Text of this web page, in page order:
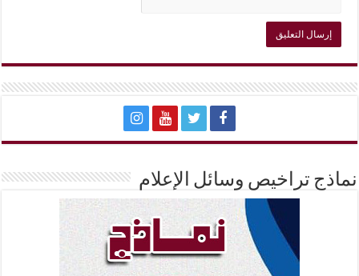
نماذج تراخيص وسائل الإعلام